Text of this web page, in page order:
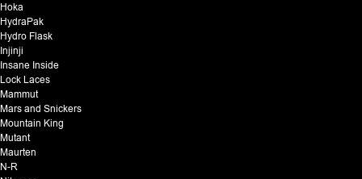
Hoka
HydraPak
Hydro Flask
Injinji
Insane Inside
Lock Laces
Mammut
Mars and Snickers
Mountain King
Mutant
Maurten
N-R